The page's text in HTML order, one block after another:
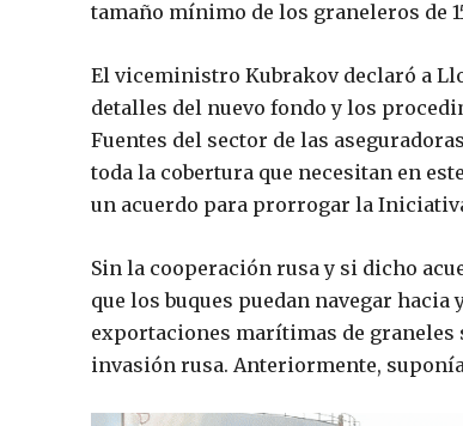
tamaño mínimo de los graneleros de
El viceministro Kubrakov declaró a
detalles del nuevo fondo y los
Fuentes del sector de las
toda la cobertura que necesitan en
un acuerdo para prorrogar la
Sin la cooperación rusa y si dicho
que los buques puedan navegar
exportaciones marítimas de graneles
invasión rusa. Anteriormente,